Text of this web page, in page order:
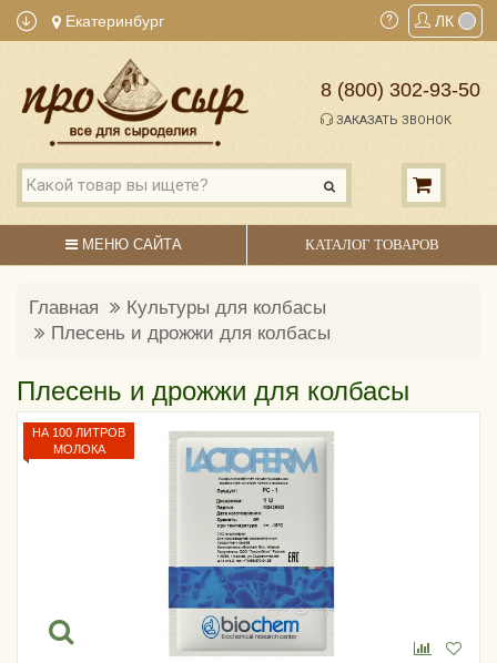
Екатеринбург ЛК
8 (800) 302-93-50
ЗАКАЗАТЬ ЗВОНОК
МЕНЮ САЙТА КАТАЛОГ ТОВАРОВ
Главная
Культуры для колбасы
Плесень и дрожжи для колбасы
Плесень и дрожжи для колбасы
НА 100 ЛИТРОВ
МОЛОКА